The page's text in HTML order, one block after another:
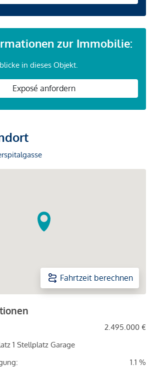
zur Immobilie:
in dieses Objekt.
Exposé anfordern
Fahrtzeit berechnen
2.495.000 €
1 Stellplatz Garage
1.1 %